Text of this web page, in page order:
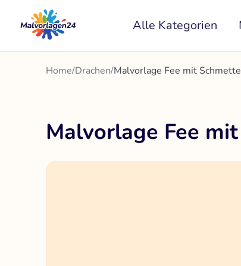
Inhalt
springen
Alle Kategorien
Home/Drachen/Malvorlage Fee mit
Malvorlage Fee